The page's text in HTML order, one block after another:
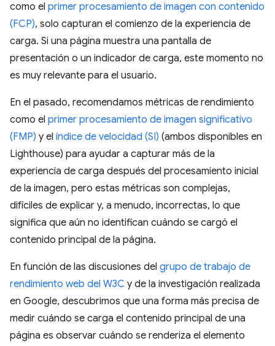
como el primer procesamiento de imagen con contenido
(FCP), solo capturan el comienzo de la experiencia de
carga. Si una página muestra una pantalla de
presentación o un indicador de carga, este momento no
es muy relevante para el usuario.
En el pasado, recomendamos métricas de rendimiento
como el primer procesamiento de imagen significativo
(FMP) y el índice de velocidad (SI) (ambos disponibles en
Lighthouse) para ayudar a capturar más de la
experiencia de carga después del procesamiento inicial
de la imagen, pero estas métricas son complejas,
difíciles de explicar y, a menudo, incorrectas, lo que
significa que aún no identifican cuándo se cargó el
contenido principal de la página.
En función de las discusiones del grupo de trabajo de
rendimiento web del W3C y de la investigación realizada
en Google, descubrimos que una forma más precisa de
medir cuándo se carga el contenido principal de una
página es observar cuándo se renderiza el elemento